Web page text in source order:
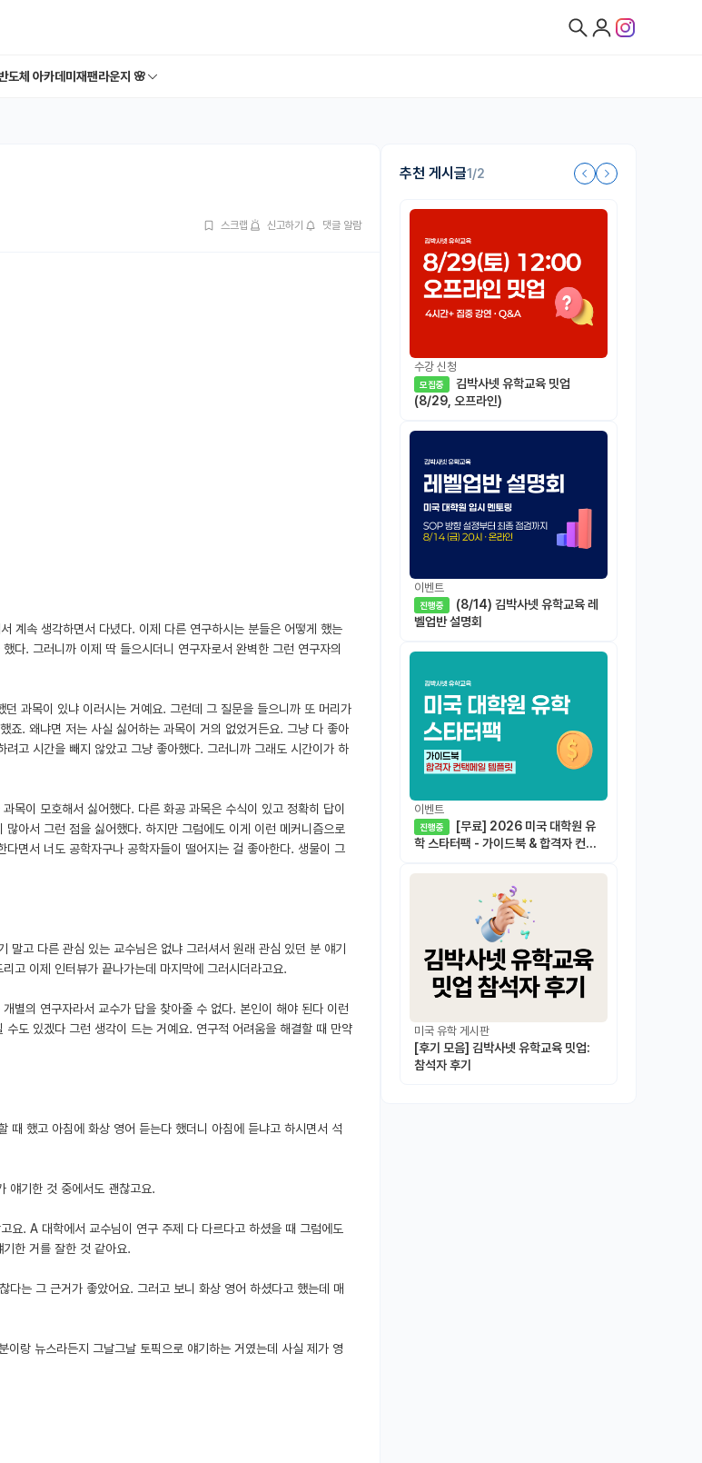
도체 아카데미 재팬라운지 🌸
추천 게시글1/2
수강 신청
모집중
(8/29, 오프라인)
이벤트
진행중
벨업반 설명회
이벤트
진행중
학 스타터팩 - 가이드북 & 합격자 컨택
미국 유학 게시판
[후기 모음] 김박사넷 유학교육 밋업:
참석자 후기
스크랩 신고하기 댓글 알람
계속 생각하면서 다녔다. 이제 다른 연구하시는 분들은 어떻게 했는
다. 그러니까 이제 딱 들으시더니 연구자로서 완벽한 그런 연구자의
과목이 있냐 이러시는 거예요. 그런데 그 질문을 들으니까 또 머리가
죠. 왜냐면 저는 사실 싫어하는 과목이 거의 없었거든요. 그냥 다 좋아
고 시간을 빼지 않았고 그냥 좋아했다. 그러니까 그래도 시간이가 하
목이 모호해서 싫어했다. 다른 화공 과목은 수식이 있고 정확히 답이
아서 그런 점을 싫어했다. 하지만 그럼에도 이게 이런 메커니즘으로
면서 너도 공학자구나 공학자들이 떨어지는 걸 좋아한다. 생물이 그
고 다른 관심 있는 교수님은 없냐 그러셔서 원래 관심 있던 분 얘기
고 이제 인터뷰가 끝나가는데 마지막에 그러시더라고요.
별의 연구자라서 교수가 답을 찾아줄 수 없다. 본인이 해야 된다 이런
도 있겠다 그런 생각이 드는 거예요. 연구적 어려움을 해결할 때 만약
했고 아침에 화상 영어 듣는다 했더니 아침에 듣냐고 하시면서 석
얘기한 것 중에서도 괜찮고요.
요. A 대학에서 교수님이 연구 주제 다 다르다고 하셨을 때 그럼에도
한 거를 잘한 것 같아요.
는 그 근거가 좋았어요. 그러고 보니 화상 영어 하셨다고 했는데 매
랑 뉴스라든지 그날그날 토픽으로 얘기하는 거였는데 사실 제가 영